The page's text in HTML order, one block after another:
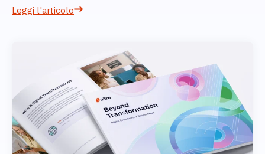
Leggi l'articolo